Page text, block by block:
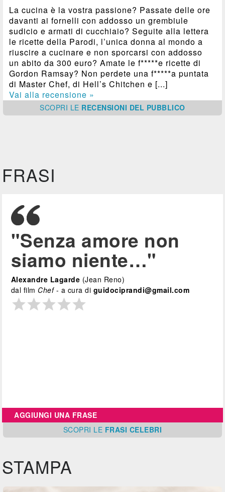
La cucina è la vostra passione? Passate delle ore
davanti ai fornelli con addosso un grembiule
sudicio e armati di cucchiaio? Seguite alla lettera
le ricette della Parodi, l’unica donna al mondo a
riuscire a cucinare e non sporcarsi con addosso
un abito da 300 euro? Amate le f*****e ricette di
Gordon Ramsay? Non perdete una f*****a puntata
di Master Chef, di Hell’s Chitchen e [...]
Vai alla recensione »
SCOPRI LE RECENSIONI DEL PUBBLICO
FRASI
"Senza amore non
siamo niente…"
Alexandre Lagarde (Jean Reno)
dal film Chef- a cura di guidociprandi@gmail.com
AGGIUNGI UNA FRASE
SCOPRI LE FRASI CELEBRI
STAMPA